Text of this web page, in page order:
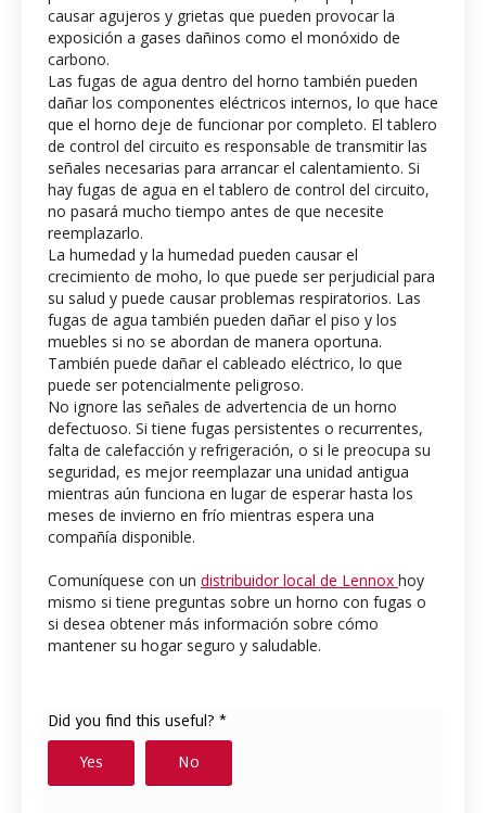
causar agujeros y grietas que pueden provocar la
exposición a gases dañinos como el monóxido de
carbono.
Las fugas de agua dentro del horno también pueden
dañar los componentes eléctricos internos, lo que hace
que el horno deje de funcionar por completo. El tablero
de control del circuito es responsable de transmitir las
señales necesarias para arrancar el calentamiento. Si
hay fugas de agua en el tablero de control del circuito,
no pasará mucho tiempo antes de que necesite
reemplazarlo.
La humedad y la humedad pueden causar el
crecimiento de moho, lo que puede ser perjudicial para
su salud y puede causar problemas respiratorios. Las
fugas de agua también pueden dañar el piso y los
muebles si no se abordan de manera oportuna.
También puede dañar el cableado eléctrico, lo que
puede ser potencialmente peligroso.
No ignore las señales de advertencia de un horno
defectuoso. Si tiene fugas persistentes o recurrentes,
falta de calefacción y refrigeración, o si le preocupa su
seguridad, es mejor reemplazar una unidad antigua
mientras aún funciona en lugar de esperar hasta los
meses de invierno en frío mientras espera una
compañía disponible.
Comuníquese con un distribuidor local de Lennox hoy
mismo si tiene preguntas sobre un horno con fugas o
si desea obtener más información sobre cómo
mantener su hogar seguro y saludable.